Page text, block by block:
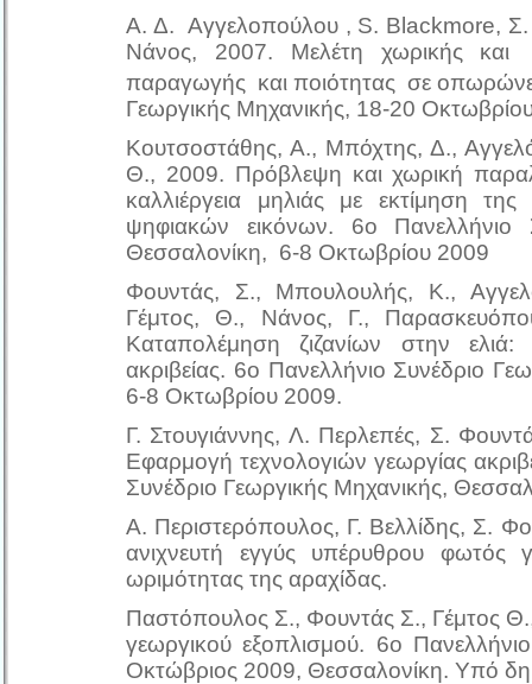
Α. Δ. Αγγελοπούλου , S. Blackmore,
Νάνος, 2007. Μελέτη χωρικής και
παραγωγής και ποιότητας σε
Γεωργικής Μηχανικής, 18-20
Κουτσοστάθης, Α., Μπόχτης, Δ.,
Θ., 2009. Πρόβλεψη και χωρική
καλλιέργεια μηλιάς με εκτίμηση
ψηφιακών εικόνων. 6ο Πανελλήνιο
Θεσσαλονίκη, 6-8 Οκτωβρίου 2009
Φουντάς, Σ., Μπουλουλής, Κ.,
Γέμτος, Θ., Νάνος, Γ.,
Καταπολέμηση ζιζανίων στην
ακριβείας. 6ο Πανελλήνιο Συνέδριο
6-8 Οκτωβρίου 2009.
Γ. Στουγιάννης, Λ. Περλεπές, Σ.
Εφαρμογή τεχνολογιών γεωργίας
Συνέδριο Γεωργικής Μηχανικής,
Α. Περιστερόπουλος, Γ. Βελλίδης, Σ.
ανιχνευτή εγγύς υπέρυθρου
ωριμότητας της αραχίδας.
Παστόπουλος Σ., Φουντάς Σ., Γέμτος Θ.,
γεωργικού εξοπλισμού. 6ο
Οκτώβριος 2009, Θεσσαλονίκη. Υπό